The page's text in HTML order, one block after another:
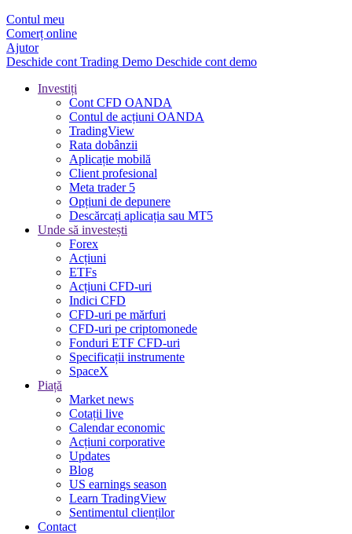
Contul meu
Comerț online
Ajutor
Deschide cont Trading Demo Deschide cont demo
Investiți
Cont CFD OANDA
Contul de acțiuni OANDA
TradingView
Rata dobânzii
Aplicație mobilă
Client profesional
Meta trader 5
Opțiuni de depunere
Descărcați aplicația sau MT5
Unde să investești
Forex
Acțiuni
ETFs
Acțiuni CFD-uri
Indici CFD
CFD-uri pe mărfuri
CFD-uri pe criptomonede
Fonduri ETF CFD-uri
Specificații instrumente
SpaceX
Piață
Market news
Cotații live
Calendar economic
Acțiuni corporative
Updates
Blog
US earnings season
Learn TradingView
Sentimentul clienților
Contact